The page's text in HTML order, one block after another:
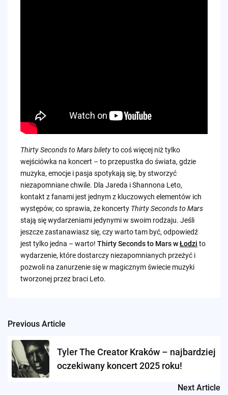
Thirty Seconds to Mars biletyto coś więcej niż tylko
wejściówka na koncert – to przepustka do świata, gdzie
muzyka, emocje i pasja spotykają się, by stworzyć
niezapomniane chwile. Dla Jareda i Shannona Leto,
kontakt z fanami jest jednym z kluczowych elementów ich
występów, co sprawia, że koncerty Thirty Seconds to Mars
stają się wydarzeniami jedynymi w swoim rodzaju. Jeśli
jeszcze zastanawiasz się, czy warto tam być, odpowiedź
jest tylko jedna – warto! Thirty Seconds to Mars wŁodzi to
wydarzenie, które dostarczy niezapomnianych przeżyć i
pozwoli na zanurzenie się w magicznym świecie muzyki
tworzonej przez braci Leto.
Post
navigation
Previous Article
Tyler The Creator Kraków – najbardziej
oczekiwany koncert 2025 roku!
Next Article